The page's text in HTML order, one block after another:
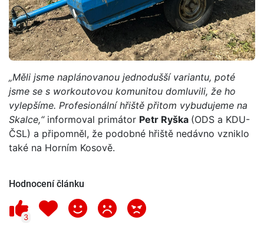
„Měli jsme naplánovanou jednodušší variantu, poté
jsme se s workoutovou komunitou domluvili, že ho
vylepšíme. Profesionální hřiště přitom vybudujeme na
Skalce,“informoval primátor Petr Ryška (ODS a KDU-
ČSL) a připomněl, že podobné hřiště nedávno vzniklo
také na Horním Kosově.
Hodnocení článku
3